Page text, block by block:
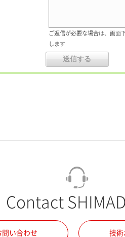
ご返信が必要な場合は、画面
します
Contact
問い合わせ 技術